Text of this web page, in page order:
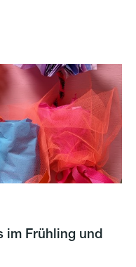
im Frühling und